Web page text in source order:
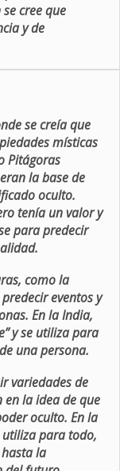
cree que
y de
se creía que
místicas
Pitágoras
la base de
oculto.
tenía un valor y
para predecir
como la
eventos y
En la India,
y se utiliza para
una persona.
variedades de
en la idea de que
oculto. En la
para todo,
la